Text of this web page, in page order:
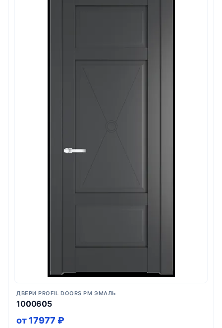
ДВЕРИ PROFIL DOORS PM ЭМАЛЬ
1000605
от 17977 ₽